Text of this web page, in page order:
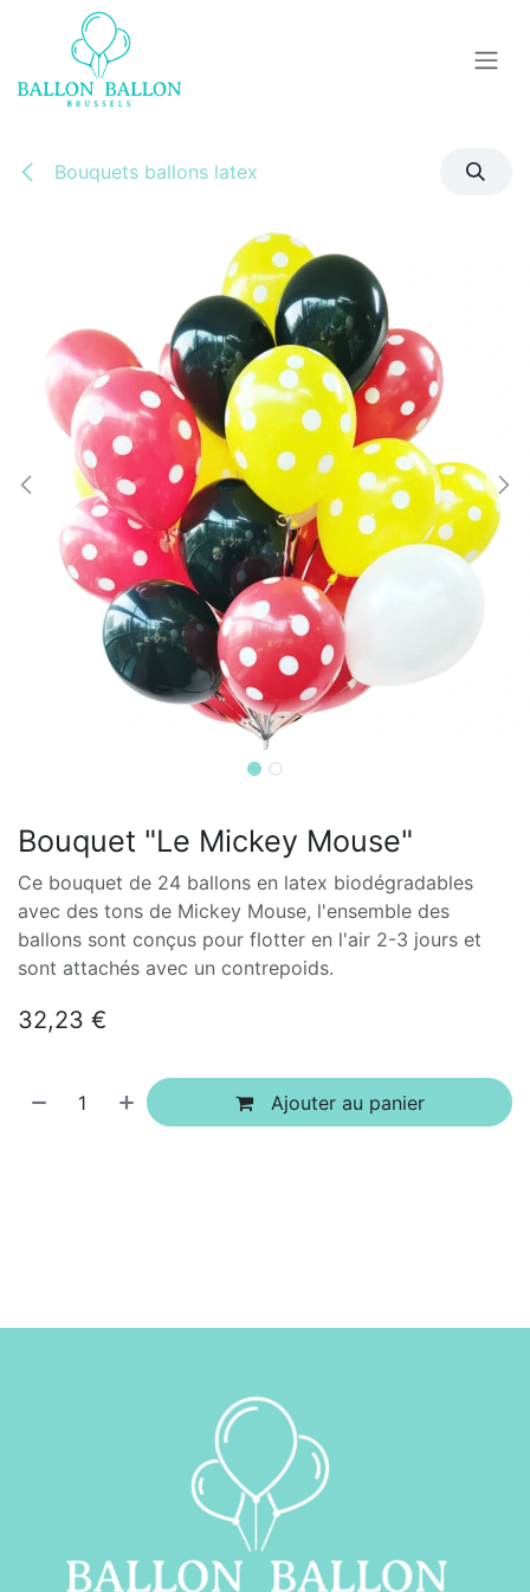
Se rendre au contenu
Bouquets ballons latex
Bouquet "Le Mickey Mouse"
Ce bouquet de 24 ballons en latex biodégradables
avec des tons de Mickey Mouse, l'ensemble des
ballons sont conçus pour flotter en l'air 2-3 jours et
sont attachés avec un contrepoids.
32,23 €
Ajouter au panier